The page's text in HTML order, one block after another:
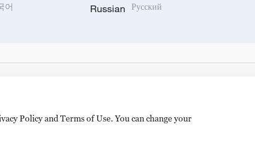
어 Russian Русский
Policy and Terms of Use. You can change your